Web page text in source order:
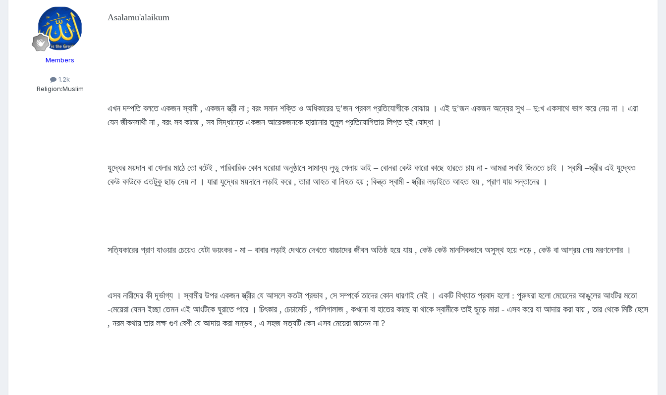
Members
1.2k
Religion:Muslim
Asalamu'alaikum
এখন দম্পতি বলতে একজন স্বামী , একজন স্ত্রী না ; বরং সমান শক্তি ও অধিকারের দু’জন প্রবল প্রতিযোগীকে বোঝায় । এই দু’জন একজন অন্যের সুখ – দু:খ একসাথে ভাগ করে নেয় না । এরা
যেন জীবনসাথী না , বরং সব কাজে , সব সিদ্ধান্তে একজন আরেকজনকে হারানোর তুমুল প্রতিযোগিতায় লিপ্ত দুই যোদ্ধা ।
যুদ্ধের ময়দান বা খেলার মাঠে তো বটেই , পারিবারিক কোন ঘরোয়া অনুষ্ঠানে সামান্য লুডু খেলায় ভাই – বোনরা কেউ কারো কাছে হারতে চায় না - আমরা সবাই জিততে চাই । স্বামী –স্ত্রীর এই যুদ্ধেও
কেউ কাউকে এতটুকু ছাড় দেয় না । যারা যুদ্ধের ময়দানে লড়াই করে , তারা আহত বা নিহত হয় ; কিন্ত্ত স্বামী - স্ত্রীর লড়াইতে আহত হয় , প্রাণ যায় সন্তানের ।
সত্যিকারের প্রাণ যাওয়ার চেয়েও যেটা ভয়ংকর - মা – বাবার লড়াই দেখতে দেখতে বাচ্চাদের জীবন অতিষ্ঠ হয়ে যায় , কেউ কেউ মানসিকভাবে অসুস্থ হয়ে পড়ে , কেউ বা আশ্রয় নেয় মরণনেশার ।
এসব নারীদের কী দূর্ভাগ্য । স্বামীর উপর একজন স্ত্রীর যে আসলে কতটা প্রভাব , সে সম্পর্কে তাদের কোন ধারণাই নেই । একটি বিখ্যাত প্রবাদ হলো : পুরুষরা হলো মেয়েদের আঙুলের আংটির মতো
-মেয়েরা যেমন ইচ্ছা তেমন এই আংটিকে ঘুরাতে পারে । চিৎকার , চেচামেচি , গালিগালাজ , কখনো বা হাতের কাছে যা থাকে স্বামীকে তাই ছুড়ে মারা - এসব করে যা আদায় করা যায় , তার থেকে মিষ্টি হেসে
, নরম কথায় তার লক্ষ গুণ বেশী যে আদায় করা সম্ভব , এ সহজ সত্যটি কেন এসব মেয়েরা জানেন না ?